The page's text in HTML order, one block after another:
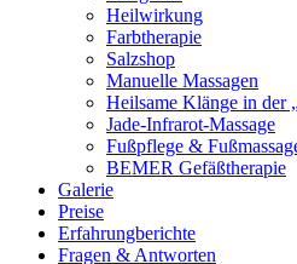
Heilwirkung
Farbtherapie
Salzshop
Manuelle Massagen
Heilsame Klänge in der
Jade-Infrarot-Massage
Fußpflege &
BEMER Gefäßtherapie
Galerie
Preise
Erfahrungberichte
Fragen & Antworten